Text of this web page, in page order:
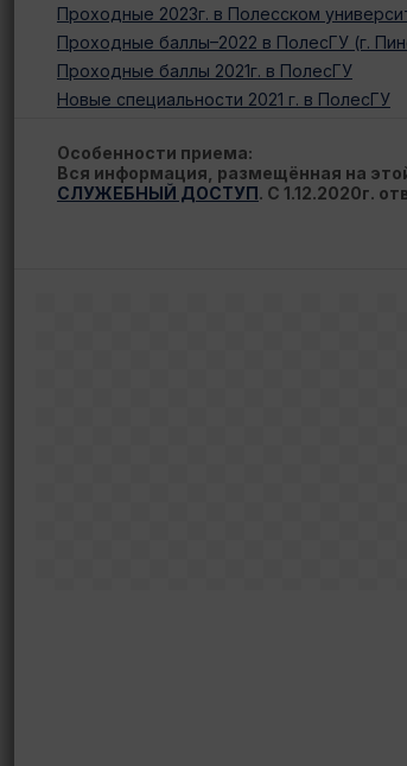
Проходные 2023г. в Полесском
Проходные баллы–2022 в ПолесГУ (г.
Проходные баллы 2021г. в ПолесГУ
Новые специальности 2021 г. в ПолесГУ
Особенности приема:
Вся информация, размещённая на
СЛУЖЕБНЫЙ ДОСТУП. С 1.12.2020г.